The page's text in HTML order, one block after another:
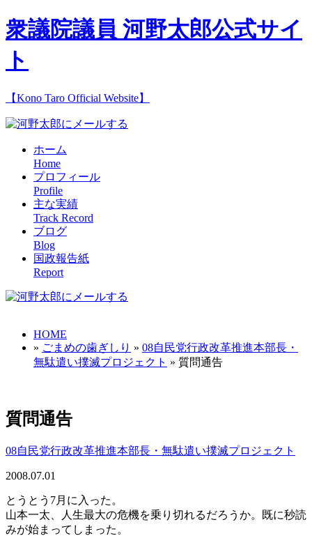
衆議院議員 河野太郎公式サイ
ト
【Kono Taro Official Website】
ホーム
Home
プロフィール
Profile
主な実績
Track Record
ブログ
Blog
国政報告紙
Report
HOME
» ごまめの歯ぎしり » 08自民党行政改革推進本部長・
無駄遣い撲滅プロジェクト » 質問通告
質問通告
08自民党行政改革推進本部長・無駄遣い撲滅プロジェクト
2008.07.01
とうとう7月に入った。
山本一太、人生最大の危機を乗り切れるだろうか。既に秒読
みが始まってしまった。